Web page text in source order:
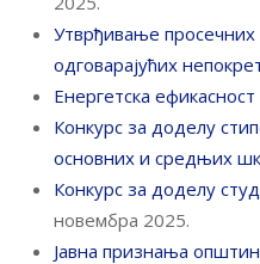
Утврђивање
одговарајућих
Енергетска ефикасност
Конкурс за доделу
основних и средњих
Конкурс за доделу
новембра 2025.
Јавна признања